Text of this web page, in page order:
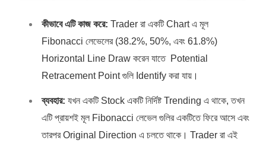
কীভাবে এটি কাজ করে: Trader রা একটি Chart এ মূল
Fibonacci লেভেলের (38.2%, 50%, এবং 61.8%)
Horizontal Line Draw করেন যাতে Potential
Retracement Point গুলি Identify করা যায়।
ব্যবহার: যখন একটি Stock একটি নির্দিষ্ট Trending এ থাকে, তখন
এটি প্রায়শই মূল Fibonacci লেভেল গুলির একটিতে ফিরে আসে এবং
তারপর Original Direction এ চলতে থাকে। Trader রা এই